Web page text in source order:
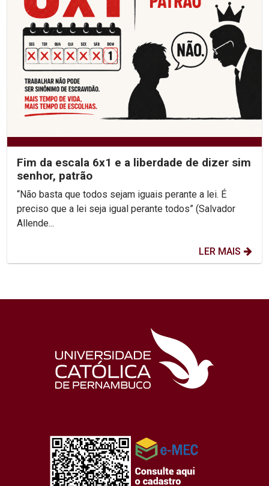
Fim da escala 6x1 e a liberdade de dizer sim
senhor, patrão
“Não basta que todos sejam iguais perante a lei. É
preciso que a lei seja igual perante todos” (Salvador
Allende...
LER MAIS